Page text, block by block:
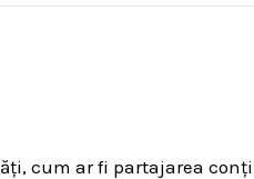
cum ar fi partajarea